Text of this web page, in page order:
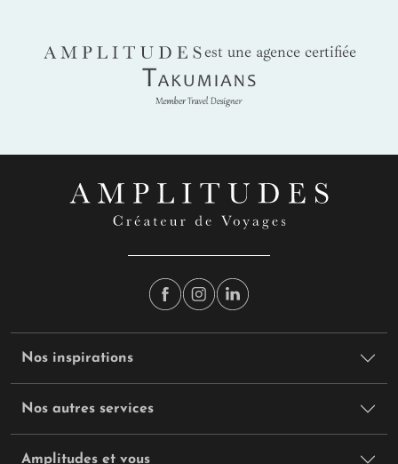
AMPLITUDES
est une agence certifiée
Takumians
Nos inspirations
Nos autres services
Amplitudes et vous